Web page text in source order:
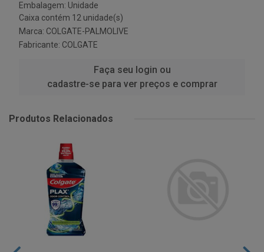
Embalagem: Unidade
Caixa contém 12 unidade(s)
Marca: COLGATE-PALMOLIVE
Fabricante: COLGATE
Faça seu login ou
cadastre-se para ver preços e comprar
Produtos Relacionados